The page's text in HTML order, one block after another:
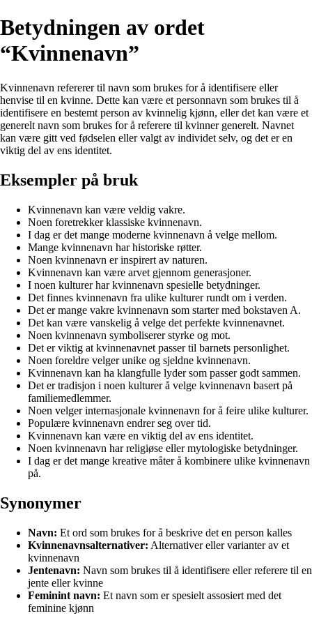
Betydningen av ordet
“Kvinnenavn”
Kvinnenavn refererer til navn som brukes for å identifisere eller
henvise til en kvinne. Dette kan være et personnavn som brukes til å
identifisere en bestemt person av kvinnelig kjønn, eller det kan være et
generelt navn som brukes for å referere til kvinner generelt. Navnet
kan være gitt ved fødselen eller valgt av individet selv, og det er en
viktig del av ens identitet.
Eksempler på bruk
Kvinnenavn kan være veldig vakre.
Noen foretrekker klassiske kvinnenavn.
I dag er det mange moderne kvinnenavn å velge mellom.
Mange kvinnenavn har historiske røtter.
Noen kvinnenavn er inspirert av naturen.
Kvinnenavn kan være arvet gjennom generasjoner.
I noen kulturer har kvinnenavn spesielle betydninger.
Det finnes kvinnenavn fra ulike kulturer rundt om i verden.
Det er mange vakre kvinnenavn som starter med bokstaven A.
Det kan være vanskelig å velge det perfekte kvinnenavnet.
Noen kvinnenavn symboliserer styrke og mot.
Det er viktig at kvinnenavnet passer til barnets personlighet.
Noen foreldre velger unike og sjeldne kvinnenavn.
Kvinnenavn kan ha klangfulle lyder som passer godt sammen.
Det er tradisjon i noen kulturer å velge kvinnenavn basert på
familiemedlemmer.
Noen velger internasjonale kvinnenavn for å feire ulike kulturer.
Populære kvinnenavn endrer seg over tid.
Kvinnenavn kan være en viktig del av ens identitet.
Noen kvinnenavn har religiøse eller mytologiske betydninger.
I dag er det mange kreative måter å kombinere ulike kvinnenavn
på.
Synonymer
Navn: Et ord som brukes for å beskrive det en person kalles
Kvinnenavnsalternativer: Alternativer eller varianter av et
kvinnenavn
Jentenavn: Navn som brukes til å identifisere eller referere til en
jente eller kvinne
Feminint navn: Et navn som er spesielt assosiert med det
feminine kjønn